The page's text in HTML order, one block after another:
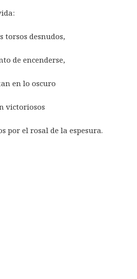
torsos desnudos,
de encenderse,
en lo oscuro
victoriosos
por el rosal de la espesura.